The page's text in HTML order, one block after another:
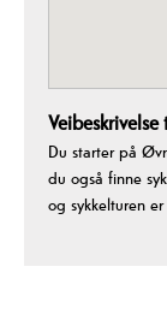
Du starter på
du også finne
og sykkelturen